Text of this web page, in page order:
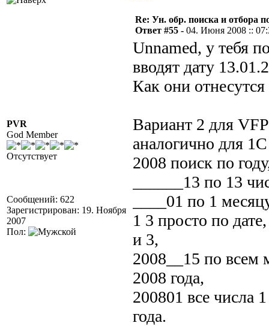
PVR
God Member
Отсутствует
Сообщений: 622
Зарегистрирован: 19. Ноября
2007
Пол:
Re: Ун. обр. поиска и отбора
Ответ #55 - 04. Июня 2008 ::
Unnamed, у тебя
вводят дату
Как они
Вариант 2 для
аналогично для
2008 поиск по
______13 по 13
____01 по 1
1 3 просто по
и 3,
2008__15 по всем
2008 года,
200801 все числа
года.